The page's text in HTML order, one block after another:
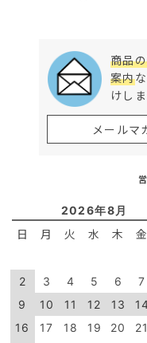
商品
案内
けし
メールマ
2026年8月
日 月 火 水 木 金
2
3 4 5 6 7
9
10 11 12 13
16
17 18 19 20 21